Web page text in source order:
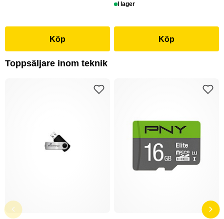
Köp
I lager
Köp
Toppsäljare inom teknik